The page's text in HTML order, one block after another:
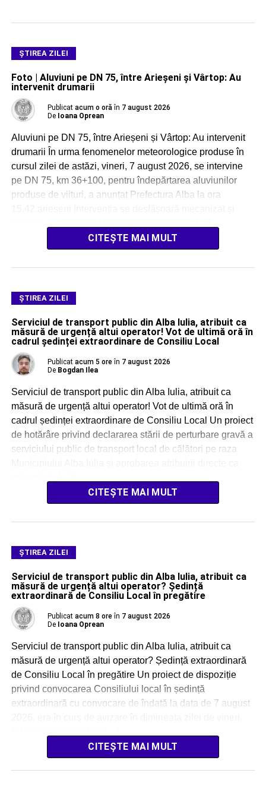
ŞTIREA ZILEI
Foto | Aluviuni pe DN 75, între Arieșeni și Vârtop: Au
intervenit drumarii
Publicat acum o oră în 7 august 2026
De Ioana Oprean
Aluviuni pe DN 75, între Arieșeni și Vârtop: Au intervenit
drumarii În urma fenomenelor meteorologice produse în
cursul zilei de astăzi, vineri, 7 august 2026, se intervine
pe DN 75, km 36+100, pentru îndepărtarea aluviunilor
produse de viituri, a anunțat Prefectura Alba la ora
CITEȘTE MAI MULT
ŞTIREA ZILEI
Serviciul de transport public din Alba Iulia, atribuit ca
măsură de urgență altui operator! Vot de ultimă oră în
cadrul ședinței extraordinare de Consiliu Local
Publicat acum 5 ore în 7 august 2026
De Bogdan Ilea
Serviciul de transport public din Alba Iulia, atribuit ca
măsură de urgență altui operator! Vot de ultimă oră în
cadrul ședinței extraordinare de Consiliu Local Un proiect
de hotărâre privind declararea stării de perturbare gravă a
serviciului public de transport local de călători pe raza
CITEȘTE MAI MULT
ŞTIREA ZILEI
Serviciul de transport public din Alba Iulia, atribuit ca
măsură de urgență altui operator? Ședință
extraordinară de Consiliu Local în pregătire
Publicat acum 8 ore în 7 august 2026
De Ioana Oprean
Serviciul de transport public din Alba Iulia, atribuit ca
măsură de urgență altui operator? Ședință extraordinară
de Consiliu Local în pregătire Un proiect de dispoziție
privind convocarea Consiliului local în ședință
extraordinară cu convocare de îndată la data de 7 august
CITEȘTE MAI MULT